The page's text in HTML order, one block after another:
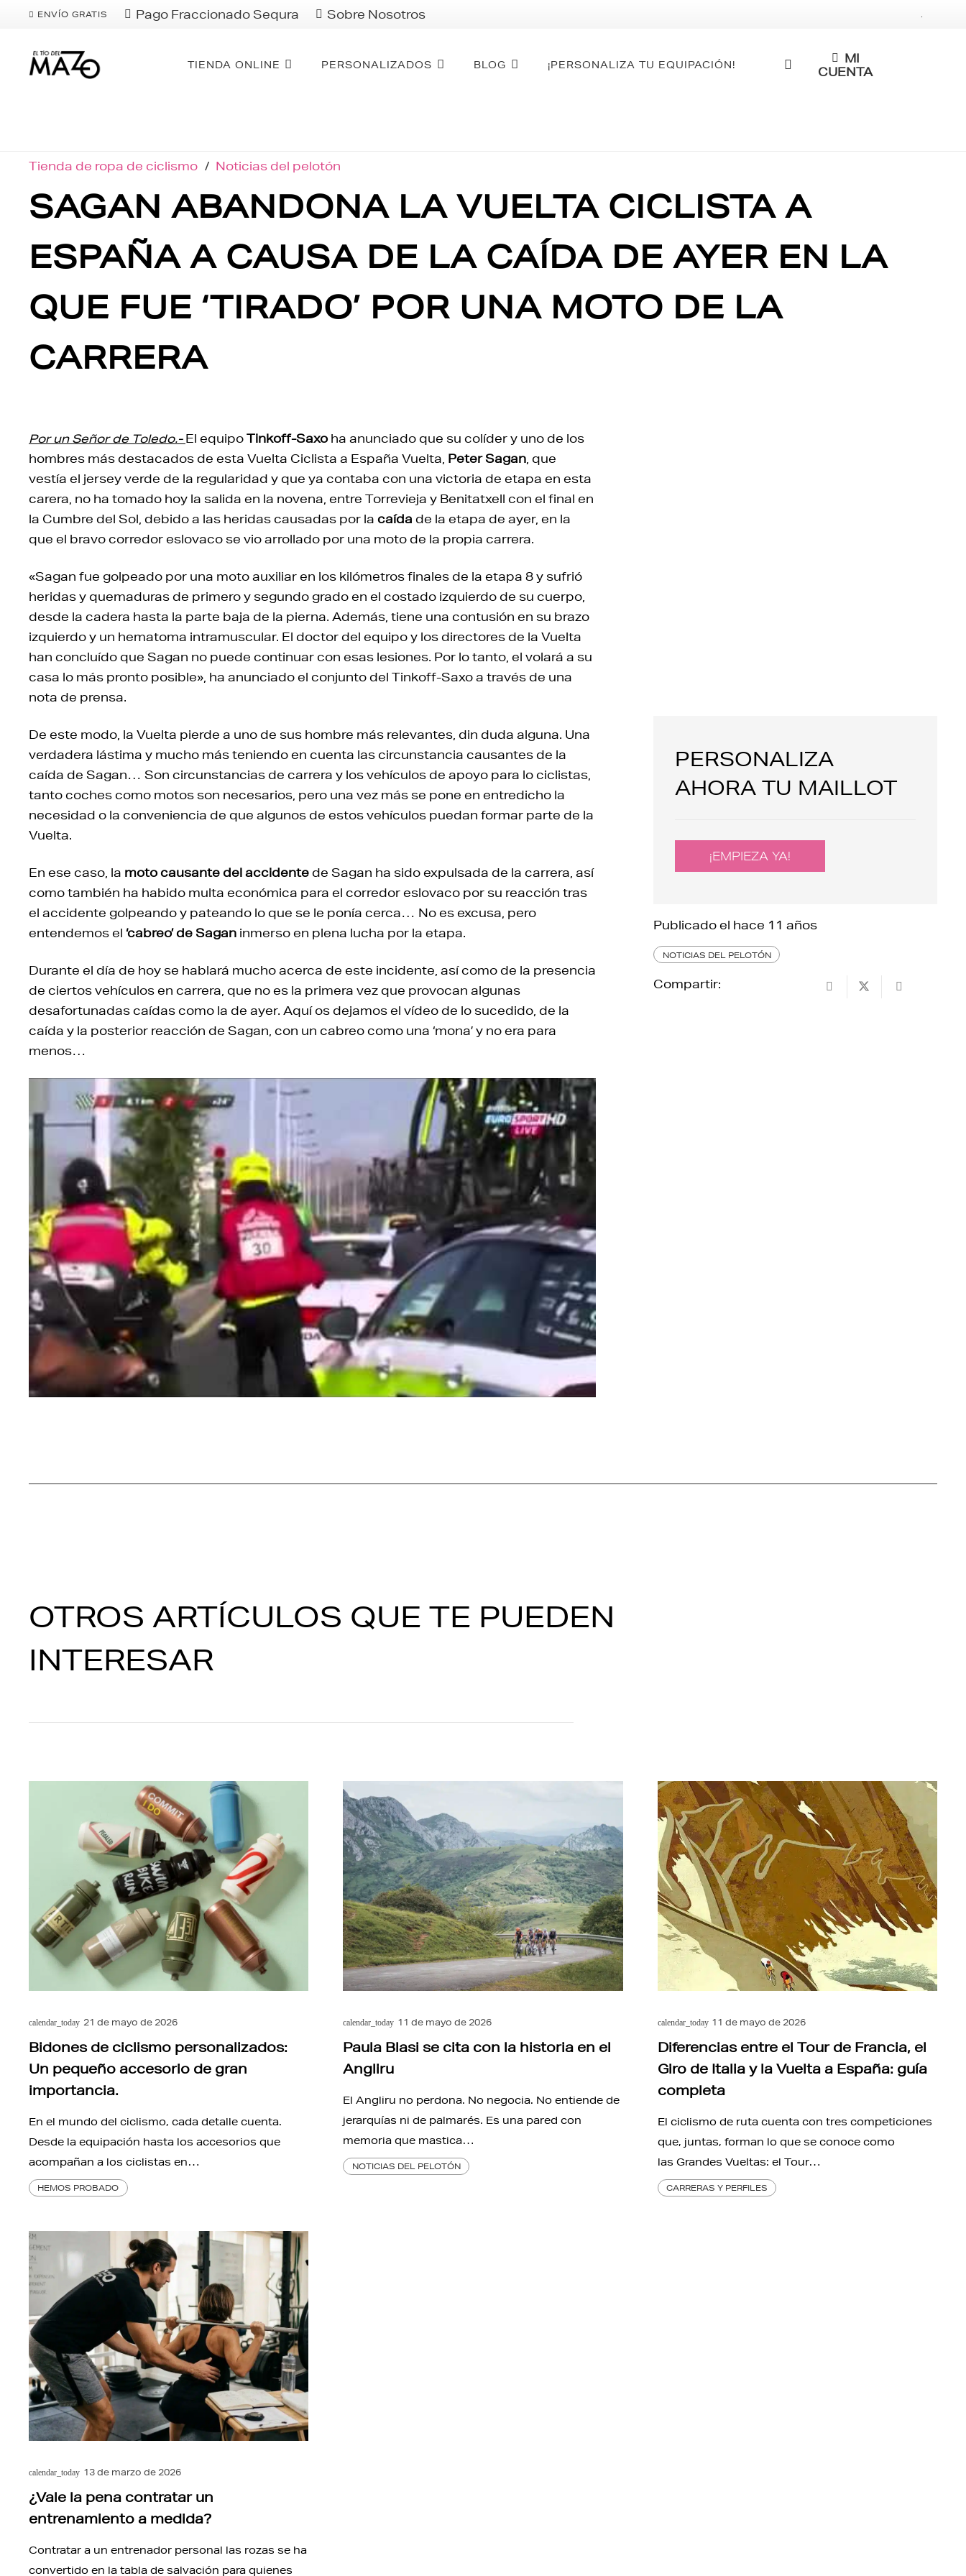
ENVÍO GRATIS Pago Fraccionado Sequra Sobre Nosotros .
TIENDA ONLINE PERSONALIZADOS BLOG ¡PERSONALIZA TU EQUIPACIÓN!
MI
CUENTA
Tienda de ropa de ciclismo / Noticias del pelotón
SAGAN ABANDONA LA VUELTA CICLISTA A
ESPAÑA A CAUSA DE LA CAÍDA DE AYER EN LA
QUE FUE ‘TIRADO’ POR UNA MOTO DE LA
CARRERA
Por un Señor de Toledo.- El equipoTinkoff-Saxo ha anunciado que su colíder y uno de los
hombres más destacados de esta Vuelta Ciclista a España Vuelta, Peter Sagan , que
vestía el jersey verde de la regularidad y que ya contaba con una victoria de etapa en esta
carera, no ha tomado hoy la salida en la novena, entre Torrevieja y Benitatxell con el final en
la Cumbre del Sol, debido a las heridas causadas por la caída de la etapa de ayer, en la
que el bravo corredor eslovaco se vio arrollado por una moto de la propia carrera.
«Sagan fue golpeado por una moto auxiliar en los kilómetros finales de la etapa 8 y sufrió
heridas y quemaduras de primero y segundo grado en el costado izquierdo de su cuerpo,
desde la cadera hasta la parte baja de la pierna. Además, tiene una contusión en su brazo
izquierdo y un hematoma intramuscular. El doctor del equipo y los directores de la Vuelta
han concluído que Sagan no puede continuar con esas lesiones. Por lo tanto, el volará a su
casa lo más pronto posible», ha anunciado el conjunto del Tinkoff-Saxo a través de una
nota de prensa.
De este modo, la Vuelta pierde a uno de sus hombre más relevantes, din duda alguna. Una
verdadera lástima y mucho más teniendo en cuenta las circunstancia causantes de la
caída de Sagan… Son circunstancias de carrera y los vehículos de apoyo para lo ciclistas,
tanto coches como motos son necesarios, pero una vez más se pone en entredicho la
necesidad o la conveniencia de que algunos de estos vehículos puedan formar parte de la
Vuelta.
En ese caso, la moto causante del accidentede Sagan ha sido expulsada de la carrera, así
como también ha habido multa económica para el corredor eslovaco por su reacción tras
el accidente golpeando y pateando lo que se le ponía cerca… No es excusa, pero
entendemos el ‘cabreo’ de Sagan inmerso en plena lucha por la etapa.
Durante el día de hoy se hablará mucho acerca de este incidente, así como de la presencia
de ciertos vehículos en carrera, que no es la primera vez que provocan algunas
desafortunadas caídas como la de ayer. Aquí os dejamos el vídeo de lo sucedido, de la
caída y la posterior reacción de Sagan, con un cabreo como una ‘mona’ y no era para
menos…
PERSONALIZA
AHORA TU MAILLOT
¡EMPIEZA YA!
Publicado el hace 11 años
NOTICIAS DEL PELOTÓN
Compartir:
OTROS ARTÍCULOS QUE TE PUEDEN
INTERESAR
calendar_today 21 de mayo de 2026
Bidones de ciclismo personalizados:
Un pequeño accesorio de gran
importancia.
En el mundo del ciclismo, cada detalle cuenta.
Desde la equipación hasta los accesorios que
acompañan a los ciclistas en…
HEMOS PROBADO
calendar_today 11 de mayo de 2026
Paula Blasi se cita con la historia en el
Angliru
El Angliru no perdona. No negocia. No entiende de
jerarquías ni de palmarés. Es una pared con
memoria que mastica…
NOTICIAS DEL PELOTÓN
calendar_today 11 de mayo de 2026
Diferencias entre el Tour de Francia, el
Giro de Italia y la Vuelta a España: guía
completa
El ciclismo de ruta cuenta con tres competiciones
que, juntas, forman lo que se conoce como
las Grandes Vueltas: el Tour…
CARRERAS Y PERFILES
calendar_today 13 de marzo de 2026
¿Vale la pena contratar un
entrenamiento a medida?
Contratar a un entrenador personal las rozas se ha
convertido en la tabla de salvación para quienes